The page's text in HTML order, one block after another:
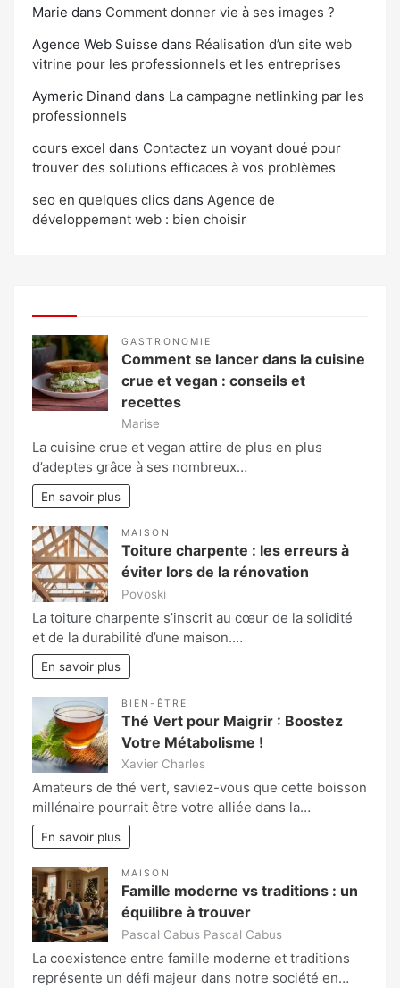
Marie dans Comment donner vie à ses images ?
Agence Web Suisse dans Réalisation d’un site web
vitrine pour les professionnels et les entreprises
Aymeric Dinand dans La campagne netlinking par les
professionnels
cours excel dans Contactez un voyant doué pour
trouver des solutions efficaces à vos problèmes
seo en quelques clics dans Agence de
développement web : bien choisir
GASTRONOMIE
Comment se lancer dans la cuisine
crue et vegan : conseils et
recettes
Marise
La cuisine crue et vegan attire de plus en plus
d’adeptes grâce à ses nombreux…
En savoir plus
MAISON
Toiture charpente : les erreurs à
éviter lors de la rénovation
Povoski
La toiture charpente s’inscrit au cœur de la solidité
et de la durabilité d’une maison.…
En savoir plus
BIEN-ÊTRE
Thé Vert pour Maigrir : Boostez
Votre Métabolisme !
Xavier Charles
Amateurs de thé vert, saviez-vous que cette boisson
millénaire pourrait être votre alliée dans la…
En savoir plus
MAISON
Famille moderne vs traditions : un
équilibre à trouver
Pascal Cabus Pascal Cabus
La coexistence entre famille moderne et traditions
représente un défi majeur dans notre société en…